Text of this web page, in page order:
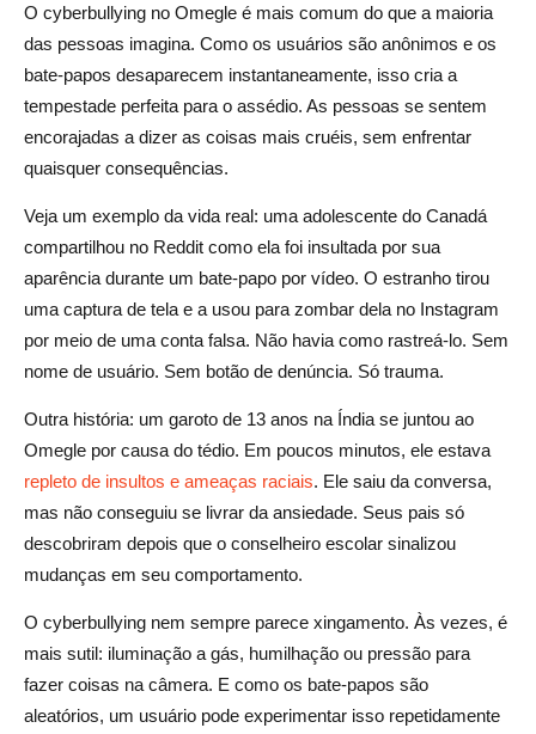
O cyberbullying no Omegle é mais comum do que a maioria
das pessoas imagina. Como os usuários são anônimos e os
bate-papos desaparecem instantaneamente, isso cria a
tempestade perfeita para o assédio. As pessoas se sentem
encorajadas a dizer as coisas mais cruéis, sem enfrentar
quaisquer consequências.
Veja um exemplo da vida real: uma adolescente do Canadá
compartilhou no Reddit como ela foi insultada por sua
aparência durante um bate-papo por vídeo. O estranho tirou
uma captura de tela e a usou para zombar dela no Instagram
por meio de uma conta falsa. Não havia como rastreá-lo. Sem
nome de usuário. Sem botão de denúncia. Só trauma.
Outra história: um garoto de 13 anos na Índia se juntou ao
Omegle por causa do tédio. Em poucos minutos, ele estava
repleto de insultos e ameaças raciais. Ele saiu da conversa,
mas não conseguiu se livrar da ansiedade. Seus pais só
descobriram depois que o conselheiro escolar sinalizou
mudanças em seu comportamento.
O cyberbullying nem sempre parece xingamento. Às vezes, é
mais sutil: iluminação a gás, humilhação ou pressão para
fazer coisas na câmera. E como os bate-papos são
aleatórios, um usuário pode experimentar isso repetidamente